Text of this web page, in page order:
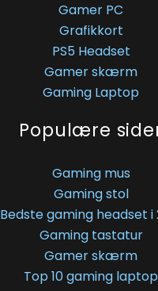
Gamer PC
Grafikkort
PS5 Headset
Gamer skærm
Gaming Laptop
Populære
Gaming mus
Gaming stol
Bedste gaming headset i
Gaming tastatur
Gamer skærm
Top 10 gaming laptop